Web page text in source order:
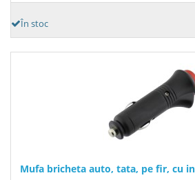
În stoc
Mufa bricheta auto, tata, pe fir, cu